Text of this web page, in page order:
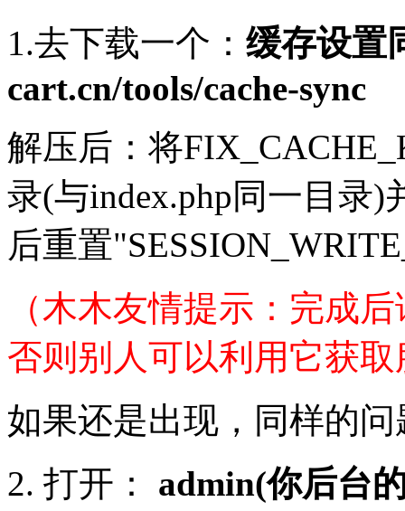
1.去下载一个： 缓存设置
cart.cn/tools/cache-sync
解压后：将
录(与index.php同一目录
后重置
（木木友情提示：完成
否则别人可以利用它获
如果还是出现，同样的
2. 打开： admin(你后台